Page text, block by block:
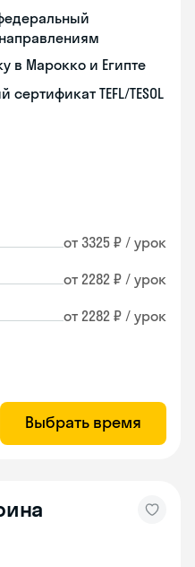
в Марокко и Египте
TEFL/TESOL
от 3325 ₽ / урок
от 2282 ₽ / урок
от 2282 ₽ / урок
Выбрать время